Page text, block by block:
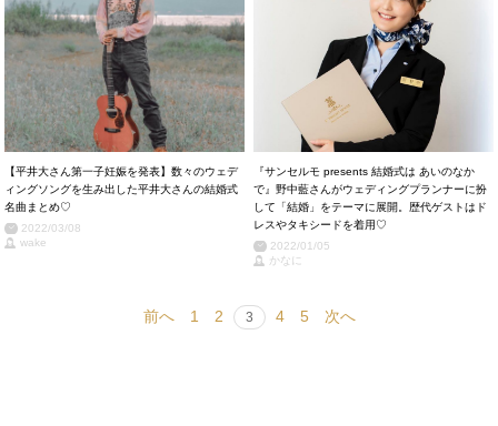
【平井大さん第一子妊娠を発表】数々のウェデ
ィングソングを生み出した平井大さんの結婚式
名曲まとめ♡
2022/03/08
wake
『サンセルモ presents 結婚式は あいのなか
で』野中藍さんがウェディングプランナーに扮
して「結婚」をテーマに展開。歴代ゲストはド
レスやタキシードを着用♡
2022/01/05
かなに
前へ 1 2 3 4 5 次へ